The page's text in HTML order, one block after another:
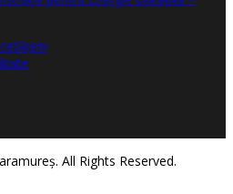
All Rights Reserved.